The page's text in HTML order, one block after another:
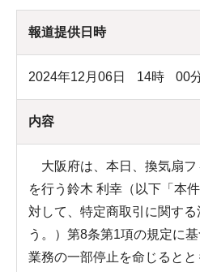
報道提供日時
2024年12月06日 14時 00
内容
大阪府は、本日、換気扇フ
を行う鈴木 利幸（以下「本
対して、特定商取引に関す
う。）第8条第1項の規定に
業務の一部停止を命じると